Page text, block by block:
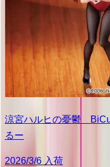
涼宮ハルヒの憂鬱
るー
2026/3/6 入荷